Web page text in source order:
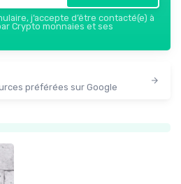
j’accepte d’être contacté(e) à
Crypto monnaies et ses
préférées sur Google